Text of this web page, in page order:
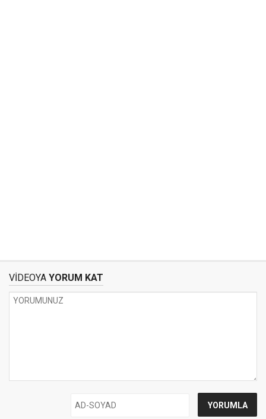
VİDEOYA YORUM KAT